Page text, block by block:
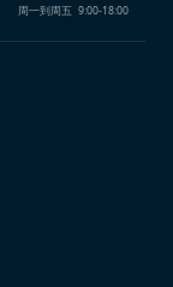
周一到周五 9:00-18:00